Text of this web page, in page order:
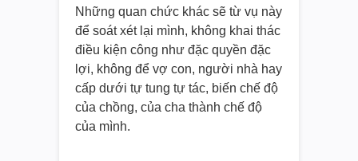
Những quan chức khác sẽ từ vụ này
để soát xét lại mình, không khai thác
điều kiện công như đặc quyền đặc
lợi, không để vợ con, người nhà hay
cấp dưới tự tung tự tác, biến chế độ
của chồng, của cha thành chế độ
của mình.